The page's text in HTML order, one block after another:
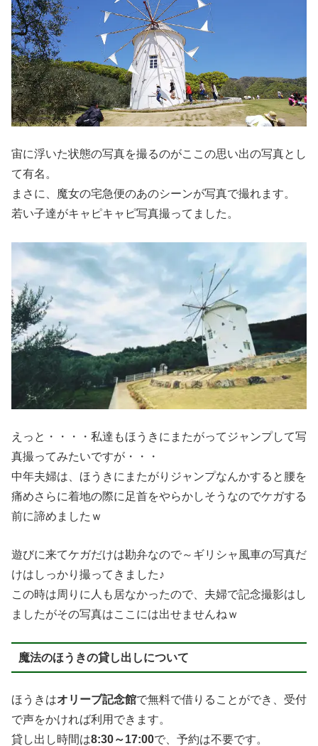
宙に浮いた状態の写真を撮るのがここの思い出の写真とし
て有名。
まさに、魔女の宅急便のあのシーンが写真で撮れます。
若い子達がキャピキャピ写真撮ってました。
えっと・・・・私達もほうきにまたがってジャンプして写
真撮ってみたいですが・・・
中年夫婦は、ほうきにまたがりジャンプなんかすると腰を
痛めさらに着地の際に足首をやらかしそうなのでケガする
前に諦めましたｗ
遊びに来てケガだけは勘弁なので～ギリシャ風車の写真だ
けはしっかり撮ってきました♪
この時は周りに人も居なかったので、夫婦で記念撮影はし
ましたがその写真はここには出せませんねｗ
魔法のほうきの貸し出しについて
ほうきはオリーブ記念館で無料で借りることができ、受付
で声をかければ利用できます。
貸し出し時間は8:30～17:00で、予約は不要です。